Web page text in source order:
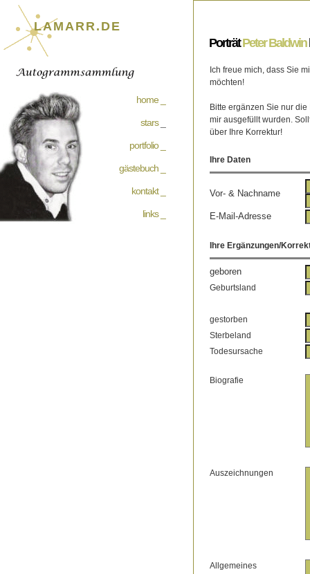
LAMARR.DE
home _
stars_
portfolio _
gästebuch _
kontakt _
links _
PorträtPeter Baldwin
Ich freue mich, dass Sie
möchten!
Bitte ergänzen Sie nur
mir ausgefüllt wurden.
über Ihre Korrektur!
Ihre Daten
Vor- & Nachname
E-Mail-Adresse
Ihre Ergänzungen/
geboren
Geburtsland
gestorben
Sterbeland
Todesursache
Biografie
Auszeichnungen
Allgemeines